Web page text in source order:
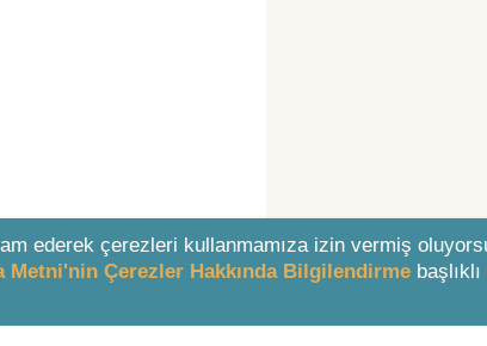
ederek çerezleri kullanmamıza izin vermiş
Çerezler Hakkında Bilgilendirme